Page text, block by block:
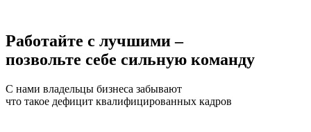
Работайте с лучшими–
позвольте себе сильную команду
С нами владельцы бизнеса забывают
что такое дефицит квалифицированных кадров